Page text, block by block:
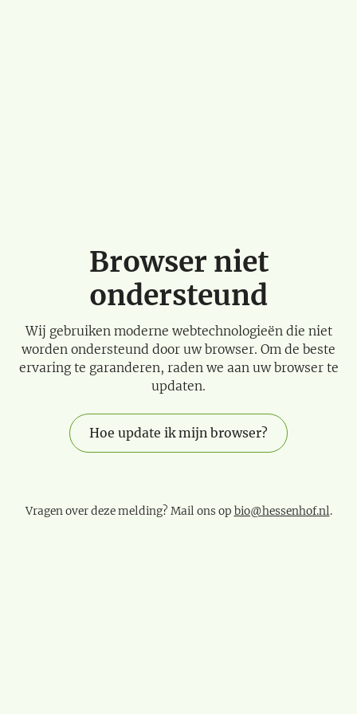
Browser niet
ondersteund
Wij gebruiken moderne webtechnologieën die niet
worden ondersteund door uw browser. Om de beste
ervaring te garanderen, raden we aan uw browser te
updaten.
Hoe update ik mijn browser?
Vragen over deze melding? Mail ons op bio@hessenhof.nl.